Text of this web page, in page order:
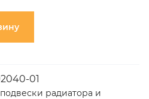
01
радиатора и